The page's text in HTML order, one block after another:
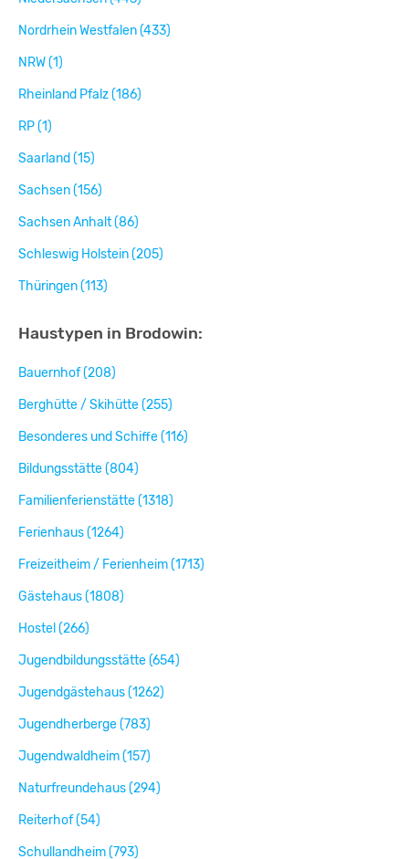
Nordrhein Westfalen (433)
NRW (1)
Rheinland Pfalz (186)
RP (1)
Saarland (15)
Sachsen (156)
Sachsen Anhalt (86)
Schleswig Holstein (205)
Thüringen (113)
Haustypen in Brodowin:
Bauernhof (208)
Berghütte / Skihütte (255)
Besonderes und Schiffe (116)
Bildungsstätte (804)
Familienferienstätte (1318)
Ferienhaus (1264)
Freizeitheim / Ferienheim (1713)
Gästehaus (1808)
Hostel (266)
Jugendbildungsstätte (654)
Jugendgästehaus (1262)
Jugendherberge (783)
Jugendwaldheim (157)
Naturfreundehaus (294)
Reiterhof (54)
Schullandheim (793)